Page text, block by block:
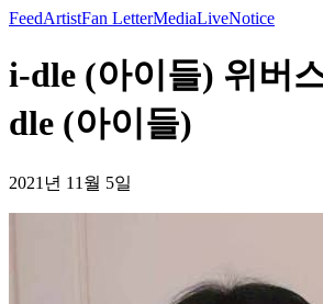
FeedArtistFan LetterMediaLiveNotice
i-dle (아이들) 위버
dle (아이들)
2021년 11월 5일